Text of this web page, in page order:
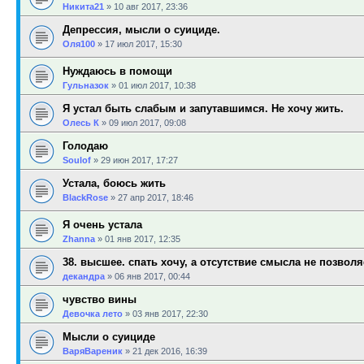
Никита21 » 10 авг 2017, 23:36
Депрессия, мысли о суициде.
Оля100 » 17 июл 2017, 15:30
Нуждаюсь в помощи
Гульназок » 01 июл 2017, 10:38
Я устал быть слабым и запутавшимся. Не хочу жить.
Олесь К » 09 июл 2017, 09:08
Голодаю
Soulof » 29 июн 2017, 17:27
Устала, боюсь жить
BlackRose » 27 апр 2017, 18:46
Я очень устала
Zhanna » 01 янв 2017, 12:35
38. высшее. спать хочу, а отсутствие смысла не
декандра » 06 янв 2017, 00:44
чувство вины
Девочка лето » 03 янв 2017, 22:30
Мысли о суициде
ВаряВареник » 21 дек 2016, 16:39